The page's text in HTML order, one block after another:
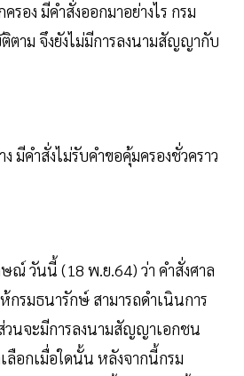
รอง มีคำสั่งออกมาอย่างไร กรม
าม จึงยังไม่มีการลงนามสัญญากับ
มีคำสั่งไม่รับคำขอคุ้มครองชั่วคราว
ณ์ วันนี้ (18 พ.ย.64) ว่า คำสั่งศาล
กรมธนารักษ์ สามารถดำเนินการ
นจะมีการลงนามสัญญาเอกชน
ลือกเมื่อใดนั้น หลังจากนี้กรม